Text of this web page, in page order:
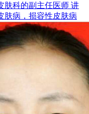
肤科的副主任医师 讲
肤病，损容性皮肤病